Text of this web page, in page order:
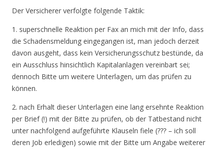
Der Versicherer verfolgte folgende Taktik:
1. superschnelle Reaktion per Fax an mich mit der Info, dass
die Schadensmeldung eingegangen ist, man jedoch derzeit
davon ausgeht, dass kein Versicherungsschutz bestünde, da
ein Ausschluss hinsichtlich Kapitalanlagen vereinbart sei;
dennoch Bitte um weitere Unterlagen, um das prüfen zu
können.
2. nach Erhalt dieser Unterlagen eine lang ersehnte Reaktion
per Brief (!) mit der Bitte zu prüfen, ob der Tatbestand nicht
unter nachfolgend aufgeführte Klauseln fiele (??? – ich soll
deren Job erledigen) sowie mit der Bitte um Angabe weiterer